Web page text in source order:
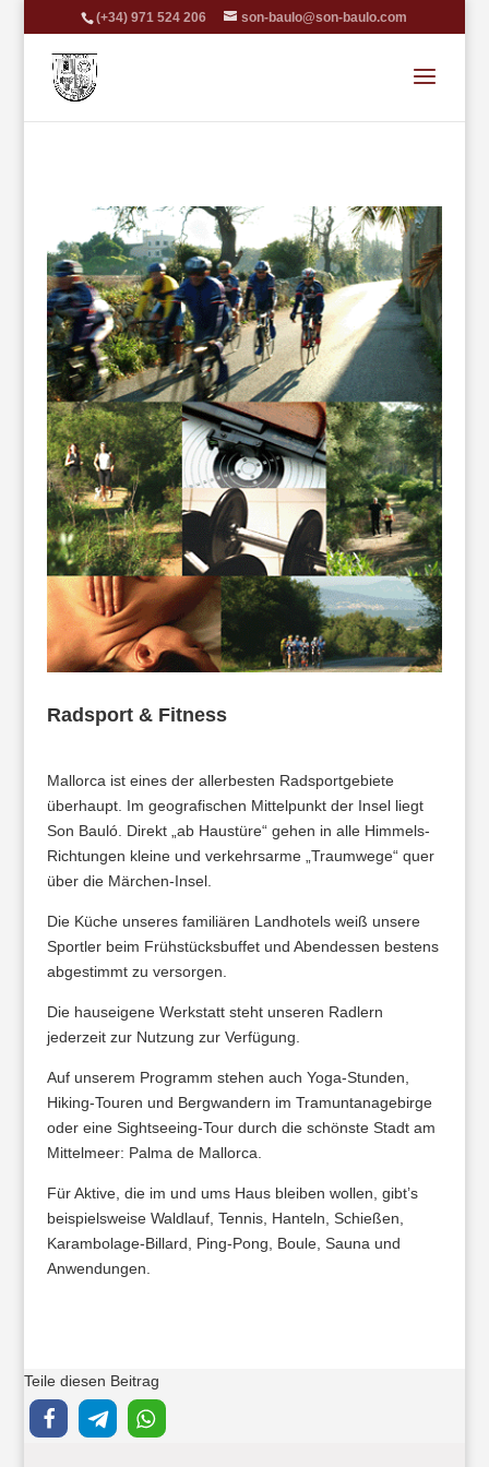
(+34) 971 524 206 son-baulo@son-baulo.com
Radsport & Fitness
Mallorca ist eines der allerbesten Radsportgebiete
überhaupt. Im geografischen Mittelpunkt der Insel liegt
Son Bauló. Direkt „ab Haustüre“ gehen in alle Himmels-
Richtungen kleine und verkehrsarme „Traumwege“ quer
über die Märchen-Insel.
Die Küche unseres familiären Landhotels weiß unsere
Sportler beim Frühstücksbuffet und Abendessen bestens
abgestimmt zu versorgen.
Die hauseigene Werkstatt steht unseren Radlern
jederzeit zur Nutzung zur Verfügung.
Auf unserem Programm stehen auch Yoga-Stunden,
Hiking-Touren und Bergwandern im Tramuntanagebirge
oder eine Sightseeing-Tour durch die schönste Stadt am
Mittelmeer: Palma de Mallorca.
Für Aktive, die im und ums Haus bleiben wollen, gibt’s
beispielsweise Waldlauf, Tennis, Hanteln, Schießen,
Karambolage-Billard, Ping-Pong, Boule, Sauna und
Anwendungen.
Teile diesen Beitrag